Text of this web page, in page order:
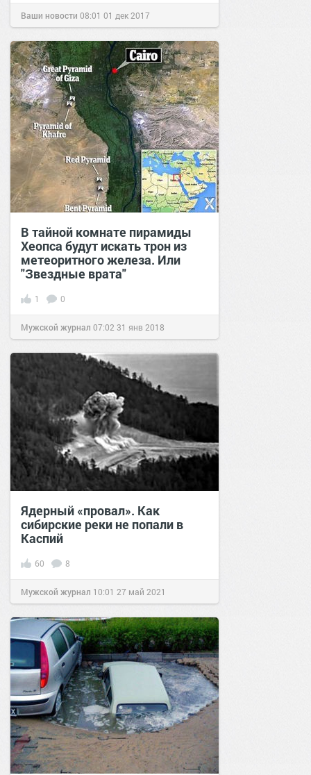
Ваши новости 08:01 01 дек 2017
В тайной комнате пирамиды
Хеопса будут искать трон из
метеоритного железа. Или
"Звездные врата"
1 0
Мужской журнал 07:02 31 янв 2018
Ядерный «провал». Как
сибирские реки не попали в
Каспий
60 8
Мужской журнал 10:01 27 май 2021